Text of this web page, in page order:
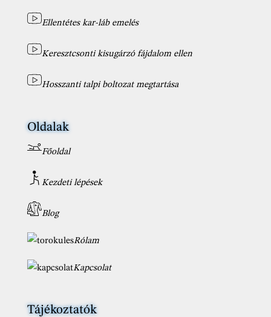
Ellentétes kar-láb emelés
Keresztcsonti kisugárzó fájdalom ellen
Hosszanti talpi boltozat megtartása
Oldalak
Főoldal
Kezdeti lépések
Blog
Rólam
Kapcsolat
Tájékoztatók